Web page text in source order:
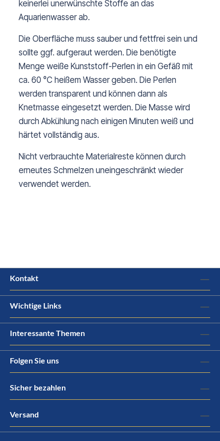
keinerlei unerwünschte Stoffe an das
Aquarienwasser ab.
Die Oberfläche muss sauber und fettfrei sein und
sollte ggf. aufgeraut werden. Die benötigte
Menge weiße Kunststoff-Perlen in ein Gefäß mit
ca. 60 °C heißem Wasser geben. Die Perlen
werden transparent und können dann als
Knetmasse eingesetzt werden. Die Masse wird
durch Abkühlung nach einigen Minuten weiß und
härtet vollständig aus.
Nicht verbrauchte Materialreste können durch
erneutes Schmelzen uneingeschränkt wieder
verwendet werden.
Kontakt
Wichtige Links
Interessante Themen
Folgen Sie uns
Sicher bezahlen
Versand